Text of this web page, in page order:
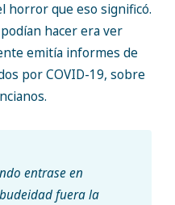
horror que eso significó.
hacer era ver
emitía informes de
por COVID-19, sobre
entrase en
fuera la